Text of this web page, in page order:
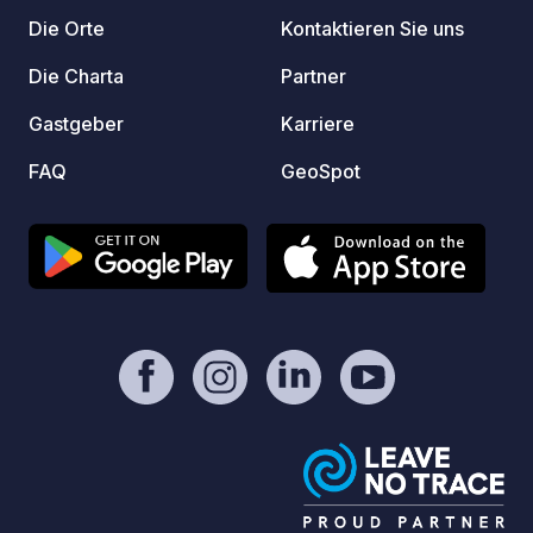
Die Orte
Die Charta
Gastgeber
FAQ
Kontaktieren Sie uns
Partner
Karriere
GeoSpot